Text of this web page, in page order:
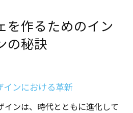
を作るためのイン
の秘訣
インにおける革新
インは、時代とともに進化して